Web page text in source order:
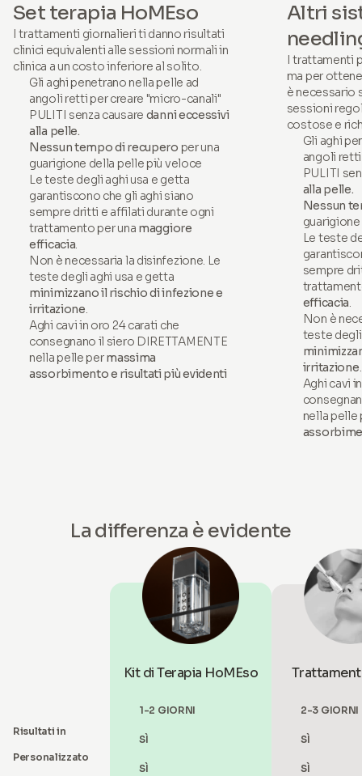
Set terapia HoMEso
I trattamenti giornalieri ti danno risultati
clinici equivalenti alle sessioni normali in
clinica a un costo inferiore al solito.
Gli aghi penetrano nella pelle ad
angoli retti per creare "micro-canali"
PULITI senza causare danni eccessivi
alla pelle.
Nessun tempo di recupero per una
guarigione della pelle più veloce
Le teste degli aghi usa e getta
garantiscono che gli aghi siano
sempre dritti e affilati durante ogni
trattamento per una maggiore
efficacia.
Non è necessaria la disinfezione. Le
teste degli aghi usa e getta
minimizzano il rischio di infezione e
irritazione.
Aghi cavi in oro 24 carati che
consegnano il siero DIRETTAMENTE
nella pelle permassima
assorbimento e risultati più evidenti
Altri
I trattamenti
ma per
è necessario
sessioni
costose e
Gli aghi
angoli
PULITI
alla pelle.
Nessun
Le teste
sempre
efficacia.
Non è
teste degli
irritazione.
Aghi cavi
nella pelle
La differenza è evidente
Risultati in
Personalizzato
Kit di Terapia HoMEso
1-2 GIORNI
SÌ
SÌ
2-3 GIORNI
SÌ
SÌ